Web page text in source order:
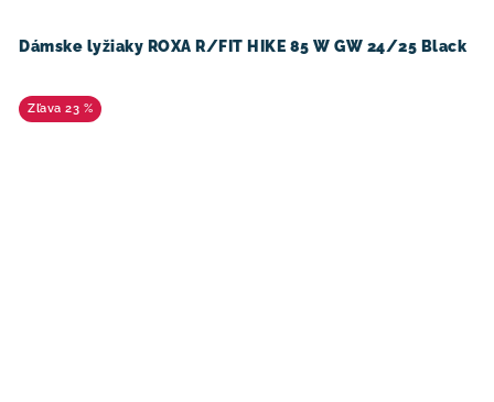
Dámske lyžiaky ROXA R/FIT HIKE 85 W GW 24/25 Black
23 %